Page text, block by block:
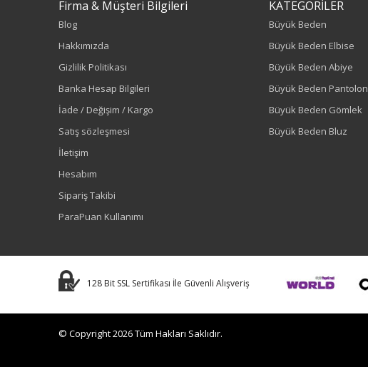
Firma & Müşteri Bilgileri
Blog
Hakkımızda
Gizlilik Politikası
Banka Hesap Bilgileri
İade / Değişim / Kargo
Satış sözleşmesi
İletişim
Hesabım
Sipariş Takibi
ParaPuan Kullanımı
KATEGORİLER
Büyük Beden
Büyük Beden Elbise
Büyük Beden Abiye
Büyük Beden Pantolon
Büyük Beden Gömlek
Büyük Beden Bluz
128 Bit SSL Sertifikası İle Güvenli Alışveriş
© Copyright 2026 Tüm Hakları Saklıdır.